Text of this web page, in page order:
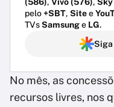
(586), Vivo (576),
pelo+SBT, Sitee
TVsSamsunge LG.
Siga
No mês, as
recursos livres, nos